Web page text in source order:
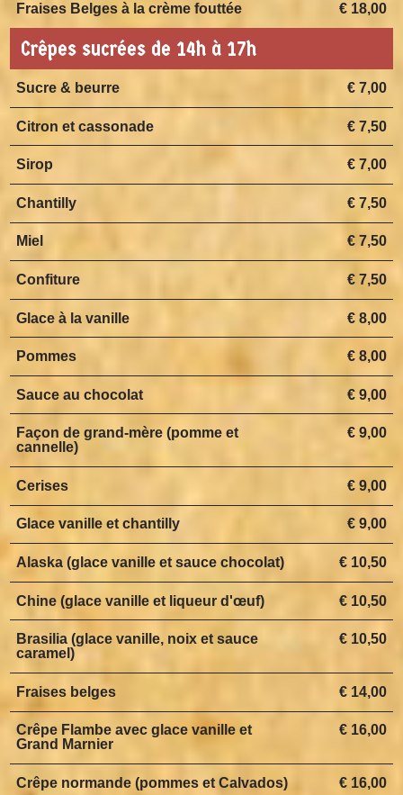
€ 18,00
Fraises Belges à la crème fouttée
Crêpes sucrées de 14h à 17h
€ 7,00
Sucre & beurre
€ 7,50
Citron et cassonade
€ 7,00
Sirop
€ 7,50
Chantilly
€ 7,50
Miel
€ 7,50
Confiture
€ 8,00
Glace à la vanille
€ 8,00
Pommes
€ 9,00
Sauce au chocolat
€ 9,00
Façon de grand-mère (pomme et
cannelle)
€ 9,00
Cerises
€ 9,00
Glace vanille et chantilly
€ 10,50
Alaska (glace vanille et sauce chocolat)
€ 10,50
Chine (glace vanille et liqueur d'œuf)
€ 10,50
Brasilia (glace vanille, noix et sauce
caramel)
€ 14,00
Fraises belges
€ 16,00
Crêpe Flambe avec glace vanille et
Grand Marnier
€ 16,00
Crêpe normande (pommes et Calvados)